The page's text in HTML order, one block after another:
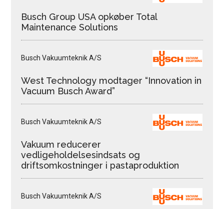
Busch Group USA opkøber Total
Maintenance Solutions
Busch Vakuumteknik A/S
West Technology modtager “Innovation in
Vacuum Busch Award”
Busch Vakuumteknik A/S
Vakuum reducerer
vedligeholdelsesindsats og
driftsomkostninger i pastaproduktion
Busch Vakuumteknik A/S